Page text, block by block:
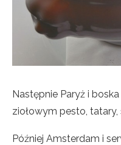
Następnie Paryż i
ziołowym pesto, tatary,
Później Amsterdam i